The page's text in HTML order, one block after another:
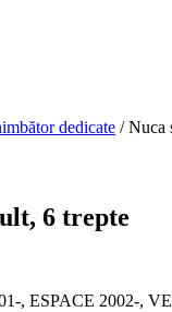
dedicate / Nuca
6 trepte
, ESPACE 2002-,